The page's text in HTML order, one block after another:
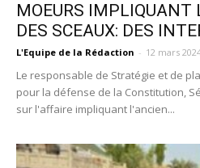
MOEURS IMPLIQUANT
DES SCEAUX: DES
L'Equipe de la Rédaction - 12 mars
Le responsable de Stratégie et de
pour la défense de la Constitution,
sur l'affaire impliquant l'ancien...